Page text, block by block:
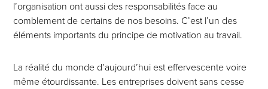
l’organisation ont aussi des responsabilités face au
comblement de certains de nos besoins. C’est l’un des
éléments importants du principe de motivation au travail.
La réalité du monde d’aujourd’hui est effervescente voire
même étourdissante. Les entreprises doivent sans cesse